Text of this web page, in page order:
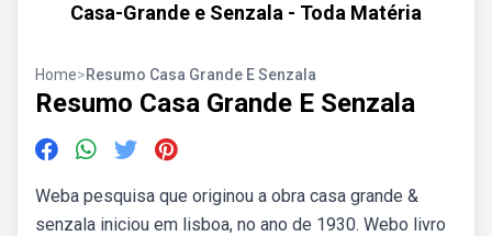
Casa-Grande e Senzala - Toda Matéria
Home>Resumo Casa Grande E Senzala
Resumo Casa Grande E Senzala
Weba pesquisa que originou a obra casa grande &
senzala iniciou em lisboa, no ano de 1930. Webo livro